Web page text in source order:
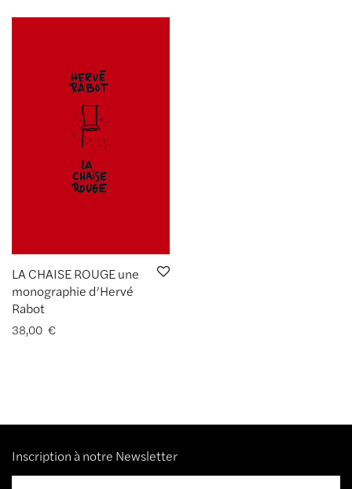
LA CHAISE ROUGE une
monographie d’Hervé
Rabot
38,00 €
Inscription à notre Newsletter